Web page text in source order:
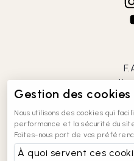
Gestion des cookies
Nous utilisons des cookies qui
performance et la sécurité du
Faites-nous part de vos
À quoi servent ces